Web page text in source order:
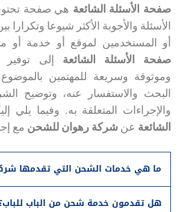
صفحة الأسئلة الشائعة هي صفحة
الأسئلة والأجوبة الأكثر شيوعا وتكرارا
أو المستخدمين لموقع أو خدمة أو
صفحة الأسئلة الشائعة إلى توفير
وموثوقة وسريعة للمهتمين
البحث والاستفسار عنه، وتوضيح
والإجراءات المتعلقة به. وفيما يلي
الشائعة عن شركة رهوان للشحن مع
ما هي خدمات الشحن التي تقدمها
هل تقدمون خدمة شحن من الباب